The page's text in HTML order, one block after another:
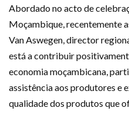
Abordado no acto de
Moçambique, recentemente
Van Aswegen, director
está a contribuir
economia moçambicana,
assistência aos produtores e
qualidade dos produtos que